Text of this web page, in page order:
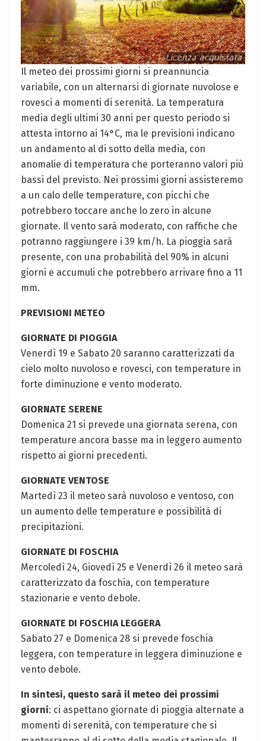
Il meteo dei prossimi giorni si preannuncia
variabile, con un alternarsi di giornate nuvolose e
rovesci a momenti di serenità. La temperatura
media degli ultimi 30 anni per questo periodo si
attesta intorno ai 14°C, ma le previsioni indicano
un andamento al di sotto della media, con
anomalie di temperatura che porteranno valori più
bassi del previsto. Nei prossimi giorni assisteremo
a un calo delle temperature, con picchi che
potrebbero toccare anche lo zero in alcune
giornate. Il vento sarà moderato, con raffiche che
potranno raggiungere i 39 km/h. La pioggia sarà
presente, con una probabilità del 90% in alcuni
giorni e accumuli che potrebbero arrivare fino a 11
mm.
PREVISIONI METEO
GIORNATE DI PIOGGIA
Venerdì 19 e Sabato 20 saranno caratterizzati da
cielo molto nuvoloso e rovesci, con temperature in
forte diminuzione e vento moderato.
GIORNATE SERENE
Domenica 21 si prevede una giornata serena, con
temperature ancora basse ma in leggero aumento
rispetto ai giorni precedenti.
GIORNATE VENTOSE
Martedì 23 il meteo sarà nuvoloso e ventoso, con
un aumento delle temperature e possibilità di
precipitazioni.
GIORNATE DI FOSCHIA
Mercoledì 24, Giovedì 25 e Venerdì 26 il meteo sarà
caratterizzato da foschia, con temperature
stazionarie e vento debole.
GIORNATE DI FOSCHIA LEGGERA
Sabato 27 e Domenica 28 si prevede foschia
leggera, con temperature in leggera diminuzione e
vento debole.
In sintesi, questo sarà il meteo dei prossimi
giorni: ci aspettano giornate di pioggia alternate a
momenti di serenità, con temperature che si